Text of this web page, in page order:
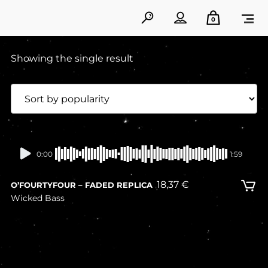
0
Showing the single result
In stock
0:00 1:59
O’FOURTYFOUR – FADED REPLICA 18,37 €
Wicked Bass